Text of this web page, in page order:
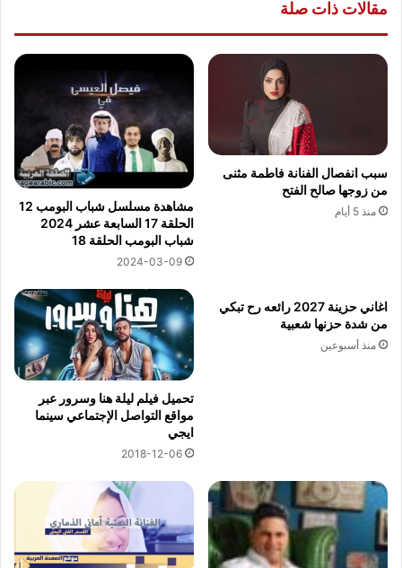
مقالات ذات صلة
سبب انفصال الفنانة فاطمة مثنى
من زوجها صالح الفتح
منذ 5 أيام
مشاهدة مسلسل شباب البومب 12
الحلقة 17 السابعة عشر 2024
شباب البومب الحلقة 18
2024-03-09
اغاني حزينة 2027 رائعه رح تبكي
من شدة حزنها شعبية
منذ أسبوعين
تحميل فيلم ليلة هنا وسرور عبر
مواقع التواصل الإجتماعي سينما
ايجي
2018-12-06